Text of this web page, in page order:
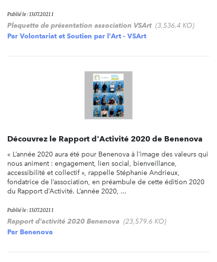
Publié le : 13.07.2021 1
Plaquette de présentation association VSArt (3,536.4 KO)
Par Volontariat et Soutien par l'Art - VSArt
Découvrez le Rapport d'Activité 2020 de Benenova
« L’année 2020 aura été pour Benenova à l’image des valeurs qui
nous animent : engagement, lien social, bienveillance,
accessibilité et collectif », rappelle Stéphanie Andrieux,
fondatrice de l’association, en préambule de cette édition 2020
du Rapport d’Activité. L’année 2020, ...
Publié le : 13.07.2021 1
Rapport d'activité 2020 Benenova (23,579.6 KO)
Par Benenova